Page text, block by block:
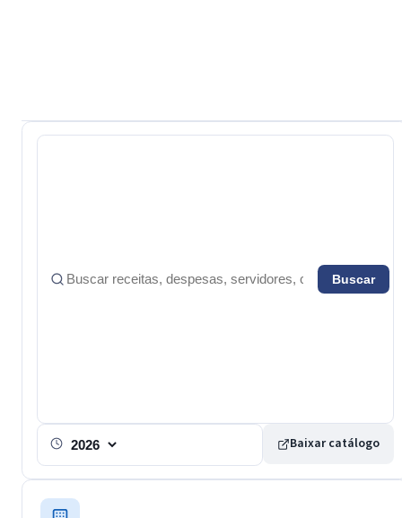
Buscar em transparência Buscar
Exercicio
Baixar catálogo
21 áreas no total